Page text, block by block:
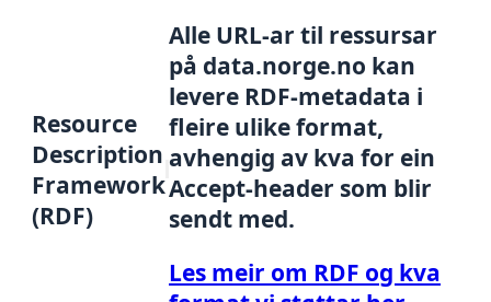
Resource
Description
Framework
(RDF)
Alle URL-ar til ressursar
på data.norge.no kan
levere RDF-metadata i
fleire ulike format,
avhengig av kva for ein
Accept-header som blir
sendt med.
Les meir om RDF og kva